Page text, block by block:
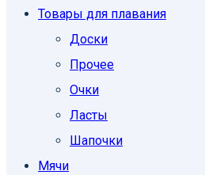
Товары для плавания
Доски
Прочее
Очки
Ласты
Шапочки
Мячи